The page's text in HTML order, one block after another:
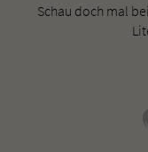
Schau doch mal